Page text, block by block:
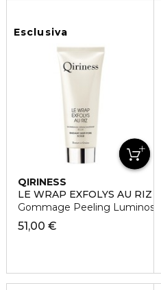
Esclusiva
QIRINESS
LE WRAP EXFOLYS AU RIZ
Gommage Peeling Luminosità
51,00 €